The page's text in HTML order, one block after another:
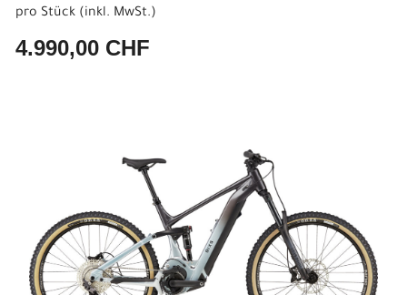
pro Stück (inkl. MwSt.)
4.990,00 CHF